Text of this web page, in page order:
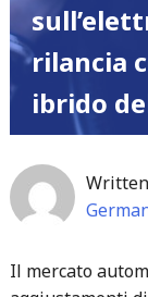
Segreti
Elettrici
iX5"
rilancia
ibrido
Il mercato